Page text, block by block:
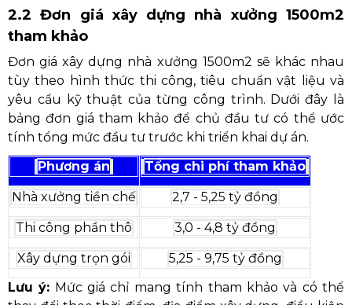
2.2 Đơn giá xây dựng nhà xưởng 1500m2
tham khảo
Đơn giá xây dựng nhà xưởng 1500m2 sẽ khác nhau
tùy theo hình thức thi công, tiêu chuẩn vật liệu và
yêu cầu kỹ thuật của từng công trình. Dưới đây là
bảng đơn giá tham khảo để chủ đầu tư có thể ước
tính tổng mức đầu tư trước khi triển khai dự án.
Phương án
Tổng chi phí tham khảo
Nhà xưởng tiền chế 2,7 - 5,25 tỷ đồng
Thi công phần thô 3,0 - 4,8 tỷ đồng
Xây dựng trọn gói
5,25 - 9,75 tỷ đồng
Lưu ý: Mức giá chỉ mang tính tham khảo và có thể